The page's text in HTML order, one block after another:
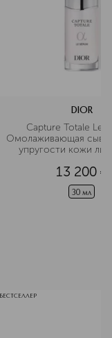
DIOR
Capture Totale Le
Омолаживающая
упругости кожи
13 200 ¤
30 мл
БЕСТСЕЛЛЕР